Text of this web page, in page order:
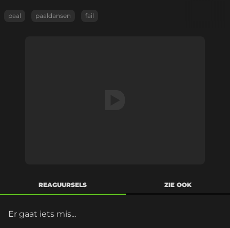
paal paaldansen fail
REAGUURSELS ZIE OOK
Er gaat iets mis...